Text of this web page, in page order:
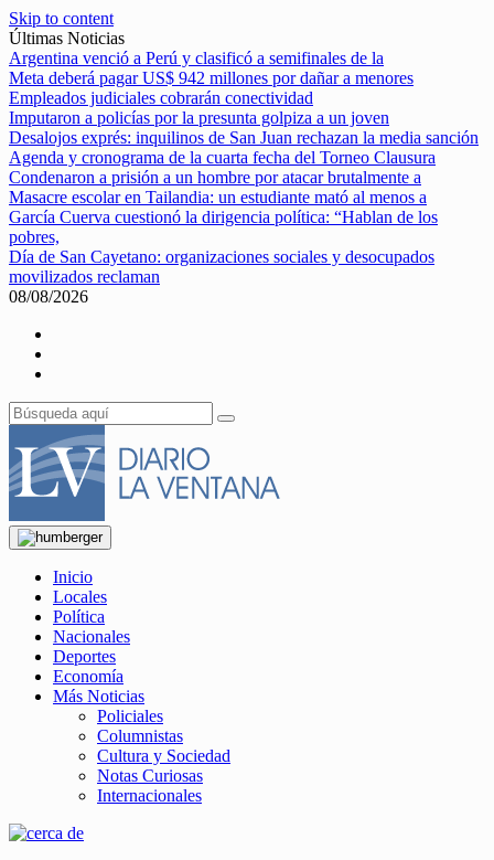
Skip to content
Últimas Noticias
Argentina venció a Perú y clasificó a semifinales de la
Meta deberá pagar US$ 942 millones por dañar a menores
Empleados judiciales cobrarán conectividad
Imputaron a policías por la presunta golpiza a un joven
Desalojos exprés: inquilinos de San Juan rechazan la media sanción
Agenda y cronograma de la cuarta fecha del Torneo Clausura
Condenaron a prisión a un hombre por atacar brutalmente a
Masacre escolar en Tailandia: un estudiante mató al menos a
García Cuerva cuestionó la dirigencia política: “Hablan de los
pobres,
Día de San Cayetano: organizaciones sociales y desocupados
movilizados reclaman
08/08/2026
Inicio
Locales
Política
Nacionales
Deportes
Economía
Más Noticias
Policiales
Columnistas
Cultura y Sociedad
Notas Curiosas
Internacionales